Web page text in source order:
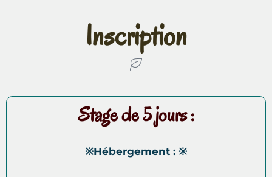
Inscription
Stage de 5 jours :
※Hébergement : ※